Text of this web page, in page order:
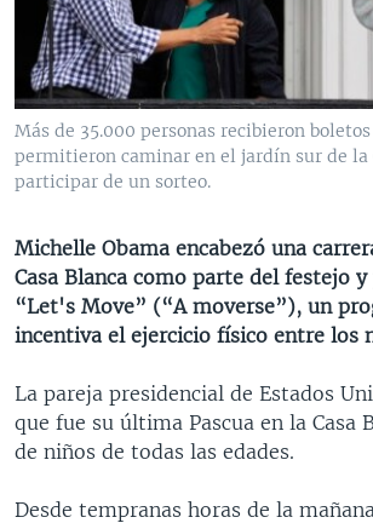
VENEZUELA
BRASIL
NICARAGUA
ECONOMÍA
ENTRETENIMIENTO Y CULTURA
TECNOLOGÍA
DEPORTES
CIENCIA Y SALUD
MULTIMEDIA
VIDEOS
FOTOGRAFÍA
AUDIOS
PROGRAMAS TV
EL MUNDO AL DÍA
FORO INTERAMERICANO
VISIÓN 360
LAS CLAVES
PANORAMA
RADIO
AVANCE INFORMATIVO
AUDIONOTICIAS
BUENOS DÍAS AMÉRICA
ESTADOS UNIDOS AL DÍA
EL MUNDO AL DÍA [RADIO]
DEPORTIVO INTERNACIONAL
NOTA ECONÓMICA
ENTRETENIMIENTO
DIRECT
DOCUMENTALES DE LA VOA
Learning English
SÍGANOS
Idiomas
Más de 35.000 personas recibieron
permitieron caminar en el jardín sur de la
participar de un sorteo.
Michelle Obama encabezó una
Casa Blanca como parte del festejo
“Let's Move” (“A moverse”), un
incentiva el ejercicio físico entre los
La pareja presidencial de Estados
que fue su última Pascua en la Casa
de niños de todas las edades.
Desde tempranas horas de la